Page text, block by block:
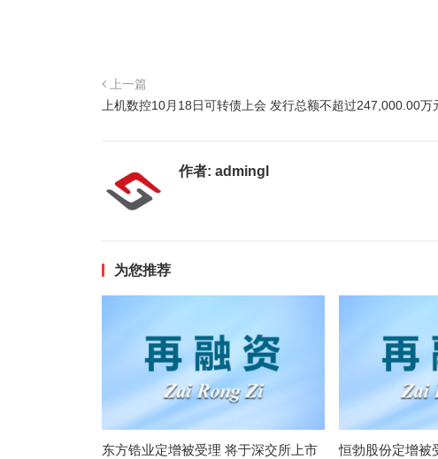
上一篇
上机数控10月18日可转债上会 发行总额不超过247,000.00万
作者: admingl
为您推荐
东方锆业定增被受理 将于深交所上市 恒勃股份定增被